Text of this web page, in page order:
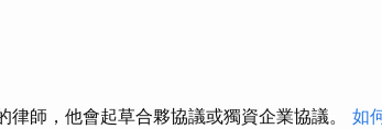
律師，他會起草合夥協議或獨資企業協議。 如